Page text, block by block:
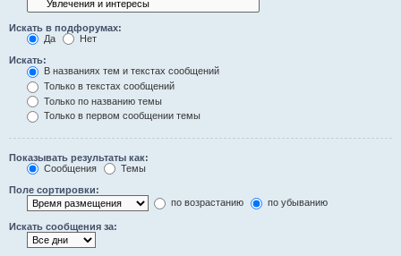
Искать в подфорумах:
Да
Нет
Искать:
В названиях тем и текстах сообщений
Только в текстах сообщений
Только по названию темы
Только в первом сообщении темы
Показывать результаты как:
Сообщения
Темы
Поле сортировки:
по возрастанию
по убыванию
Искать сообщения за: